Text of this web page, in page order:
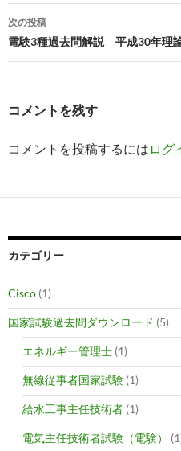
ナ
ビ
ゲ
ョ
次の投稿
電験3種過去問解説 平成30年理
コメントを残す
コメントを投稿するには ログ
カテゴリー
Cisco (1)
国家試験過去問ダウンロード (5)
エネルギー管理士 (1)
無線従事者国家試験 (1)
給水工事主任技術者 (1)
電気主任技術者試験（電験）